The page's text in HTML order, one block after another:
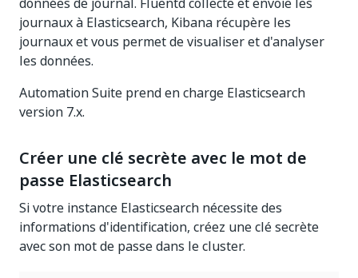
journaux à Elasticsearch, Kibana récupère les
journaux et vous permet de visualiser et d'analyser
les données.
Automation Suite prend en charge Elasticsearch
version 7.x.
Créer une clé secrète avec le mot de
passe Elasticsearch
Si votre instance Elasticsearch nécessite des
informations d'identification, créez une clé secrète
avec son mot de passe dans le cluster.